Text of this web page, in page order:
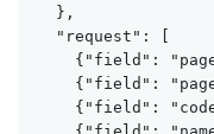
  },
  "request": [
{"field":
{"field":
{"field":